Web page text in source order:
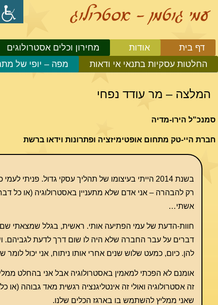
דף בית אודות
מחירון וכלים אסטרולוגים
החלטות עסקיות בתנאי אי ודאות
מפה – יופי של
המלצה – מר עודד נפחי
סמנכ"ל הירו-מדיה
חברת היי-טק מתחום אופטימיזציה ופתרונות וידאו ברשת
בשנת 2014 הייתי בעיצומו של תהליך עסקי גדול. פניתי לעמי כדי לשמוע מה הוא יאמר על הצפוי לחברה.
רק להבהרה – אני אדם שלא מתעניין באסטרולוגיה (או כל דבר
אשתי…
חוות-הדעת של עמי הפתיעה אותי. ראשית, בגלל שמצאתי שם
דברים על עבר החברה שלא היה לו שום דרך לדעת לגביהם.
להן. כיום, כמעט שלוש שנים אחרי אותו ניתוח, אני יכול
אומנם לא הפכתי למאמין באסטרולוגיה אבל אני בהחלט
זה אסטרולוגיה ואולי זה אינטליגנציה רגשית מאד גבוהה
שאני ממליץ להשתמש בו בארגז הכלים שלנו.